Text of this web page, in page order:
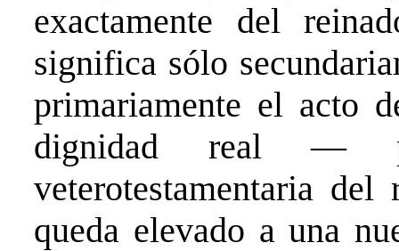
exactamente del
significa sólo
primariamente el acto
dignidad real —
veterotestamentaria
queda elevado a una